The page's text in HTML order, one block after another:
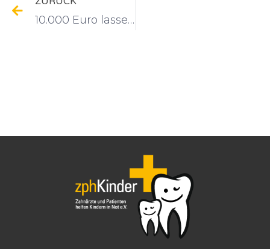
10.000 Euro lassen Kinder besser hören